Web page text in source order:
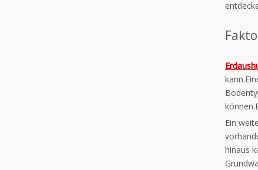
Ein
hinaus